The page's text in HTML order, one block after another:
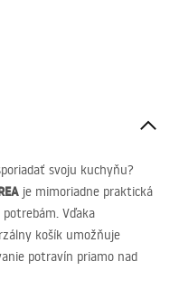
svoju kuchyňu?
je mimoriadne praktická
Vďaka
košík umožňuje
potravín priamo nad